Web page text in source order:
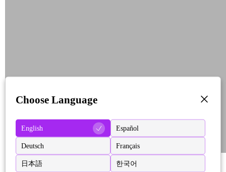
Choose Language
English Español
Deutsch Français
日本語 한국어